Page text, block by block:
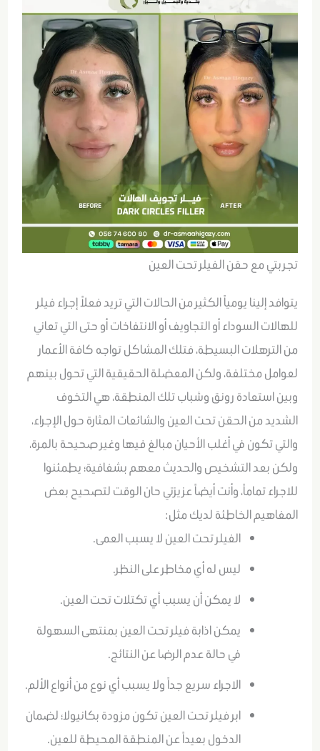
تجربتي مع حقن الفيلر تحت العين
يتوافد إلينا يومياً الكثير من الحالات التي تريد فعلاً إجراء فيلر
للهالات السوداء أو التجاويف أو الانتفاخات أو حتى التي تعاني
من الترهلات البسيطة، فتلك المشاكل تواجه كافة الأعمار
لعوامل مختلفة، ولكن المعضلة الحقيقية التي تحول بينهم
وبين استعادة رونق وشباب تلك المنطقة، هي التخوف
الشديد من الحقن تحت العين والشائعات المثارة حول الإجراء،
والتي تكون في أغلب الأحيان مبالغ فيها وغير صحيحة بالمرة،
ولكن بعد التشخيص والحديث معهم بشفافية؛ يطمئنوا
للاجراء تماماً، وأنت أيضاً عزيزتي حان الوقت لتصحيح بعض
المفاهيم الخاطئة لديك مثل:
الفيلر تحت العين لا يسبب العمى.
ليس له أي مخاطر على النظر.
لا يمكن أن يسبب أي تكتلات تحت العين.
يمكن اذابة فيلر تحت العين بمنتهى السهولة
في حالة عدم الرضا عن النتائج.
الاجراء سريع جداً ولا يسبب أي نوع من أنواع الألم.
ابر فيلر تحت العين تكون مزودة بكانيولا؛ لضمان
الدخول بعيداً عن المنطقة المحيطة للعين.